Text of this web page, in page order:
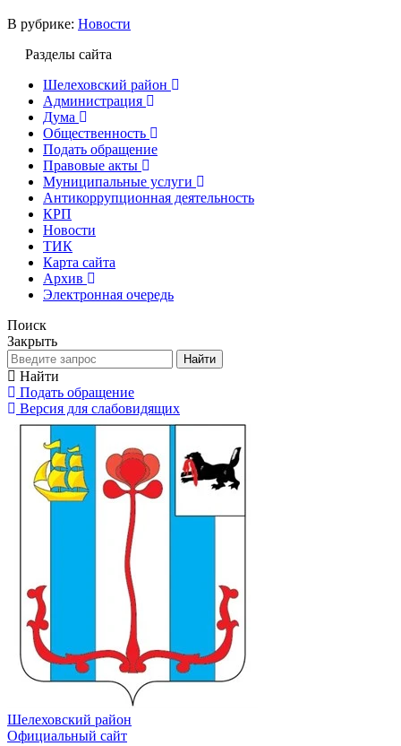
В рубрике: Новости
Разделы сайта
Шелеховский район
Администрация
Дума
Общественность
Подать обращение
Правовые акты
Муниципальные услуги
Антикоррупционная деятельность
КРП
Новости
ТИК
Карта сайта
Архив
Электронная очередь
Поиск
Закрыть
Найти
Найти
Подать обращение
Версия для слабовидящих
Шелеховский район
Официальный сайт